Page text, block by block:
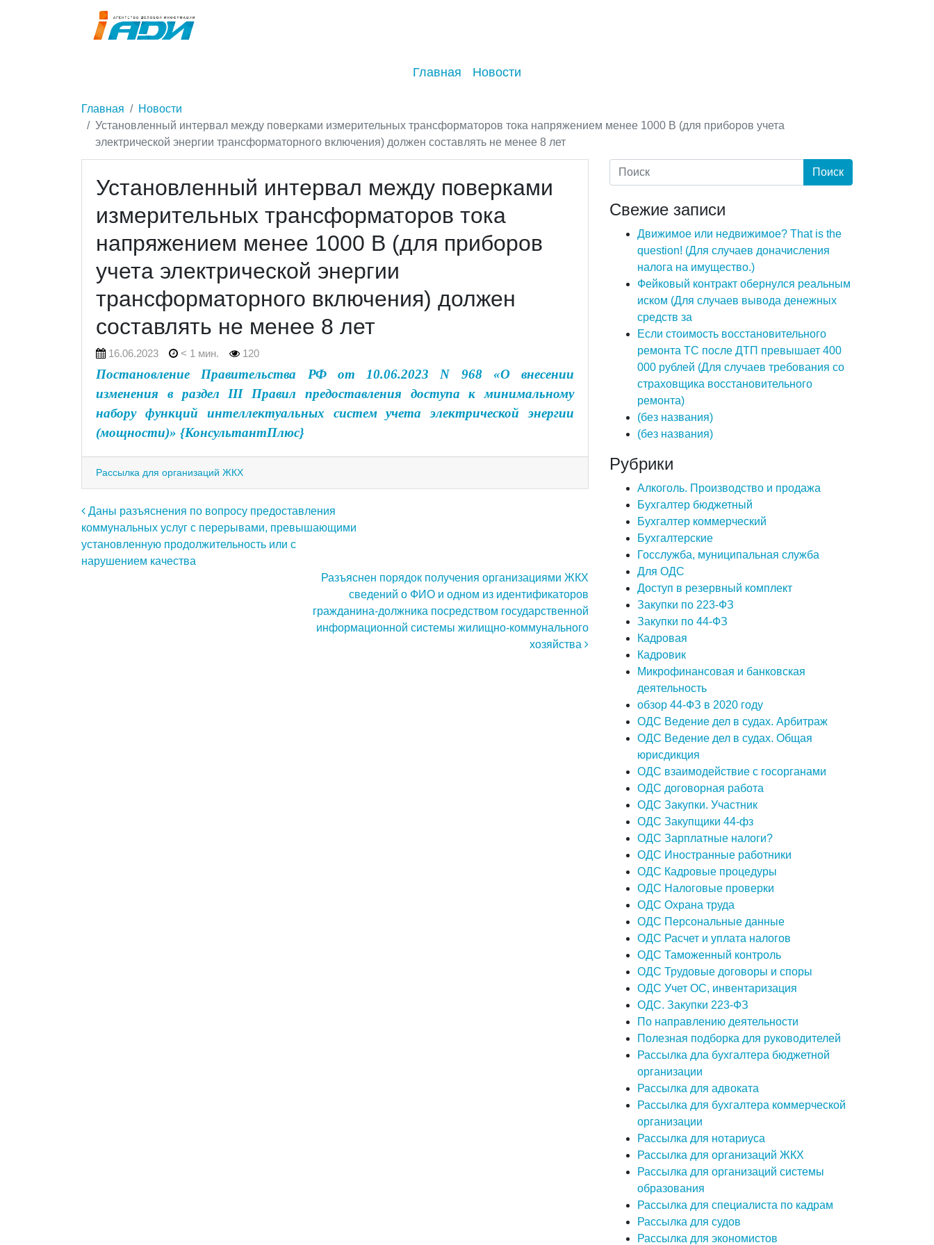
Главная Новости
Главная
Новости
Установленный интервал между поверками измерительных трансформаторов тока напряжением менее 1000 В (для приборов учета
электрической энергии трансформаторного включения) должен составлять не менее 8 лет
Установленный интервал между поверками
измерительных трансформаторов тока
напряжением менее 1000 В (для приборов
учета электрической энергии
трансформаторного включения) должен
составлять не менее 8 лет
16.06.2023 < 1 мин. 120
Постановление Правительства РФ от 10.06.2023 N 968 «О внесении
изменения в раздел III Правил предоставления доступа к минимальному
набору функций интеллектуальных систем учета электрической энергии
(мощности)» {КонсультантПлюс}
Рассылка для организаций ЖКХ
Навигация по записям
Даны разъяснения по вопросу предоставления
коммунальных услуг с перерывами, превышающими
установленную продолжительность или с
нарушением качества
Разъяснен порядок получения организациями ЖКХ
сведений о ФИО и одном из идентификаторов
гражданина-должника посредством государственной
информационной системы жилищно-коммунального
хозяйства
Свежие записи
Движимое или недвижимое? That is the
question! (Для случаев доначисления
налога на имущество.)
Фейковый контракт обернулся реальным
иском (Для случаев вывода денежных
средств за
Если стоимость восстановительного
ремонта ТС после ДТП превышает 400
000 рублей (Для случаев требования со
страховщика восстановительного
ремонта)
(без названия)
(без названия)
Рубрики
Алкоголь. Производство и продажа
Бухгалтер бюджетный
Бухгалтер коммерческий
Бухгалтерские
Госслужба, муниципальная служба
Для ОДС
Доступ в резервный комплект
Закупки по 223-ФЗ
Закупки по 44-ФЗ
Кадровая
Кадровик
Микрофинансовая и банковская
деятельность
обзор 44-ФЗ в 2020 году
ОДС Ведение дел в судах. Арбитраж
ОДС Ведение дел в судах. Общая
юрисдикция
ОДС взаимодействие с госорганами
ОДС договорная работа
ОДС Закупки. Участник
ОДС Закупщики 44-фз
ОДС Зарплатные налоги?
ОДС Иностранные работники
ОДС Кадровые процедуры
ОДС Налоговые проверки
ОДС Охрана труда
ОДС Персональные данные
ОДС Расчет и уплата налогов
ОДС Таможенный контроль
ОДС Трудовые договоры и споры
ОДС Учет ОС, инвентаризация
ОДС. Закупки 223-ФЗ
По направлению деятельности
Полезная подборка для руководителей
Рассылка дла бухгалтера бюджетной
организации
Рассылка для адвоката
Рассылка для бухгалтера коммерческой
организации
Рассылка для нотариуса
Рассылка для организаций ЖКХ
Рассылка для организаций системы
образования
Рассылка для специалиста по кадрам
Рассылка для судов
Рассылка для экономистов